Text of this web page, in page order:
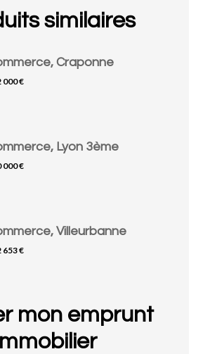
similaires
Craponne
000 €
Lyon 3ème
000 €
Villeurbanne
653 €
mon emprunt